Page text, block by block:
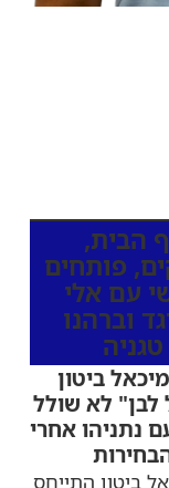
הבית,
, פותחים
עם אלי
וברהנו
טגניה
ביטון
לבן" לא שולל
נתניהו אחרי
ביטון התייחס